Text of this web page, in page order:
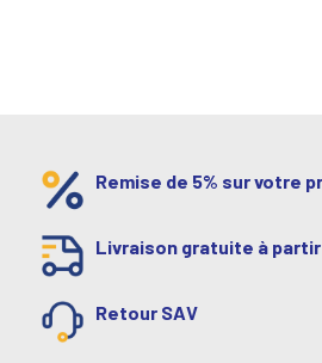
Remise de 5% sur votre
Livraison gratuite à partir
Retour SAV